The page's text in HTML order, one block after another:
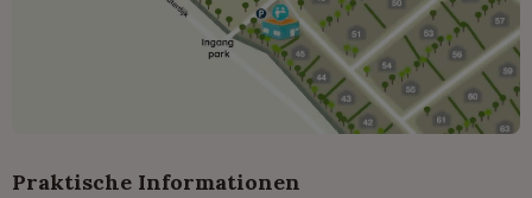
Praktische Informationen